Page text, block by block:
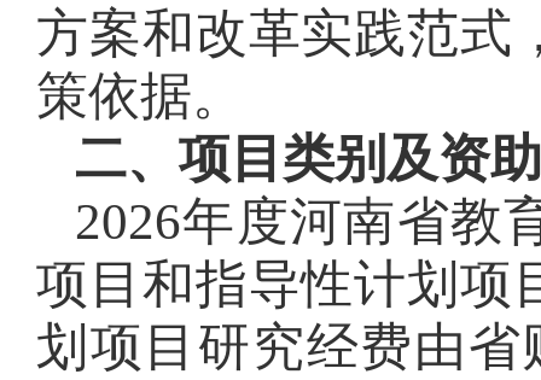
方案和改革实践范式
策依据。
二、项目类别及资
2026年度河南省教
项目和指导性计划项
划项目研究经费由